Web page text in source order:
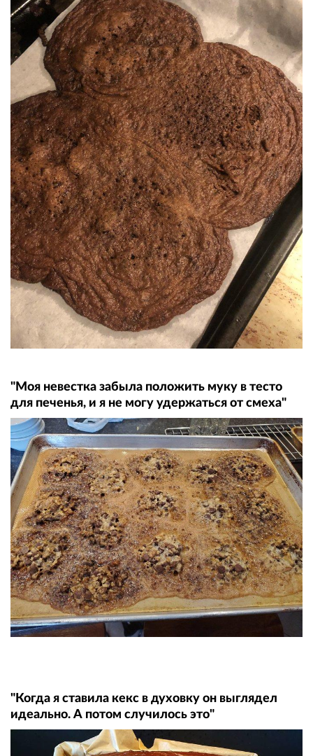
"Моя невестка забыла положить муку в тесто
для печенья, и я не могу удержаться от смеха"
"Когда я ставила кекс в духовку он выглядел
идеально. А потом случилось это"